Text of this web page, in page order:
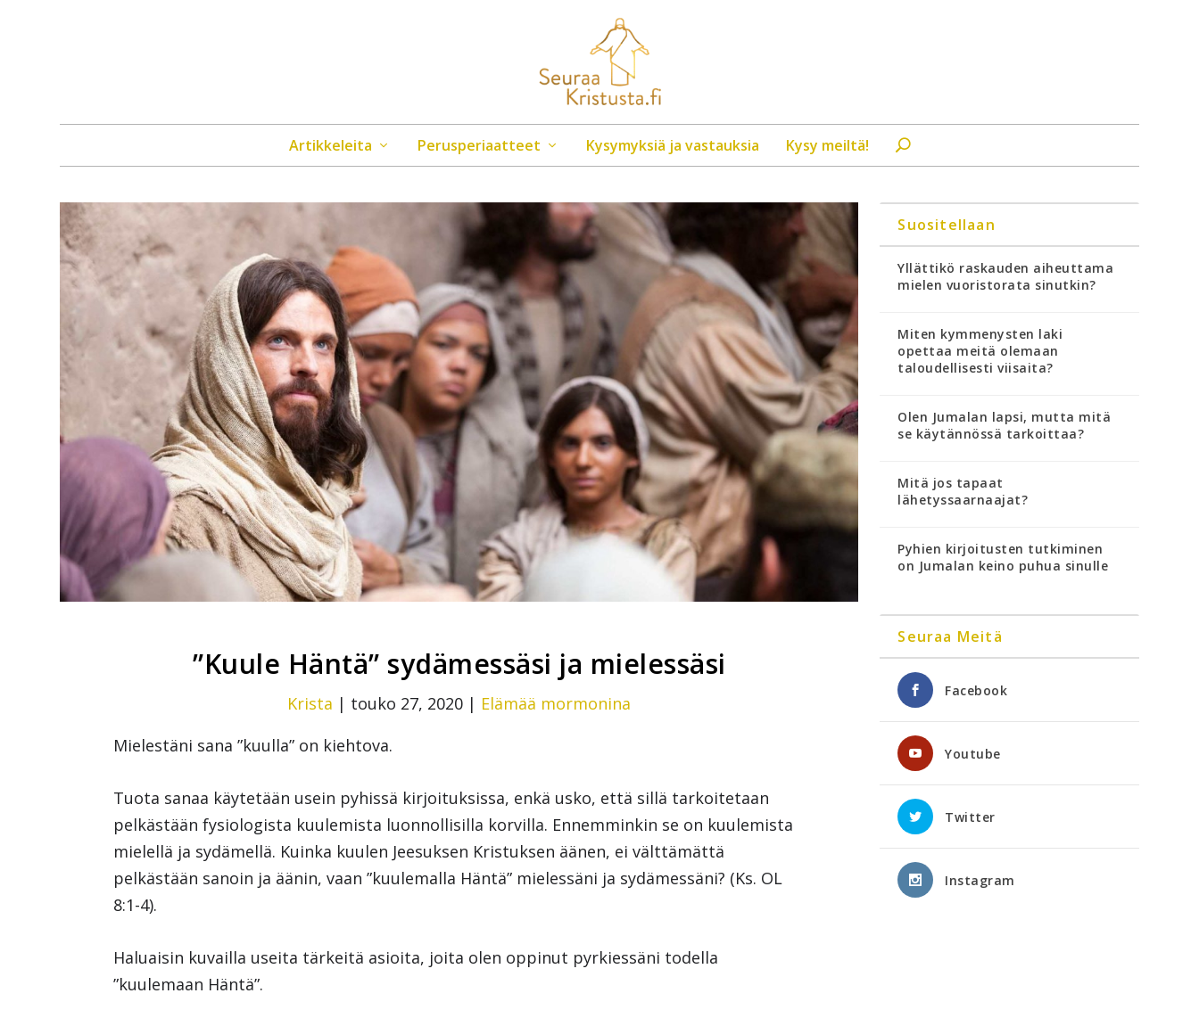
Artikkeleita Perusperiaatteet Kysymyksiä ja vastauksia Kysy meiltä!
”Kuule Häntä” sydämessäsi ja mielessäsi
Krista | touko 27, 2020 | Elämää mormonina
Mielestäni sana ”kuulla” on kiehtova.
Tuota sanaa käytetään usein pyhissä kirjoituksissa, enkä usko, että sillä tarkoitetaan
pelkästään fysiologista kuulemista luonnollisilla korvilla. Ennemminkin se on kuulemista
mielellä ja sydämellä. Kuinka kuulen Jeesuksen Kristuksen äänen, ei välttämättä
pelkästään sanoin ja äänin, vaan ”kuulemalla Häntä” mielessäni ja sydämessäni? (Ks. OL
8:1-4).
Haluaisin kuvailla useita tärkeitä asioita, joita olen oppinut pyrkiessäni todella
”kuulemaan Häntä”.
Suositellaan
Yllättikö raskauden aiheuttama
mielen vuoristorata sinutkin?
Miten kymmenysten laki
opettaa meitä olemaan
taloudellisesti viisaita?
Olen Jumalan lapsi, mutta mitä
se käytännössä tarkoittaa?
Mitä jos tapaat
lähetyssaarnaajat?
Pyhien kirjoitusten tutkiminen
on Jumalan keino puhua sinulle
Seuraa Meitä
Facebook
Youtube
Twitter
Instagram